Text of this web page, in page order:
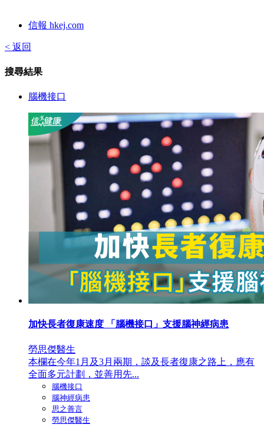
信報 hkej.com
< 返回
搜尋結果
腦機接口
加快長者復康速度 「腦機接口」支援腦神經病患
勞思傑醫生
本欄在今年1月及3月兩期，談及長者復康之路上，應有
全面多元計劃，並善用先...
腦機接口
腦神經病患
思之善言
勞思傑醫生